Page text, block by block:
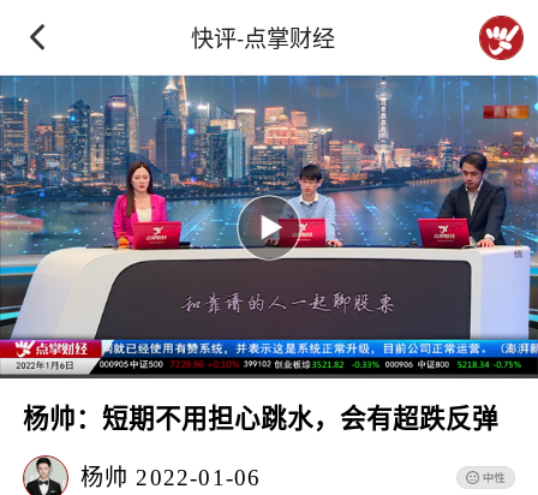
快评-点掌财经
杨帅：短期不用担心跳水，会有超跌反弹
杨帅 2022-01-06